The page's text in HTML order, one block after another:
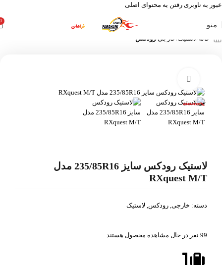
عبور به ناوبری رفتن به محتوای اصلی
منو
خانه لاستیک خارجی رودکس
لاستیک رودکس سایز 235/85R16 مدل
RXquest M/T
دسته: خارجی, رودکس, لاستیک
99 نفر در حال مشاهده محصول هستند